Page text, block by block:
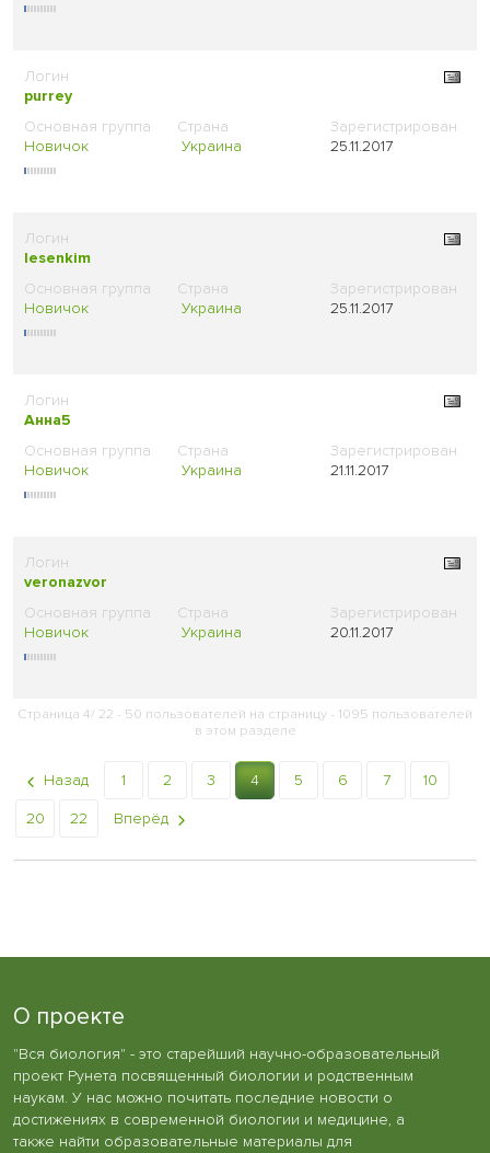
purrey
Новичок Украина 25.11.2017
lesenkim
Новичок Украина 25.11.2017
Анна5
Новичок Украина 21.11.2017
veronazvor
Новичок Украина 20.11.2017
Страница 4/ 22 - 50 пользователей на страницу - 1095 пользователей
в этом разделе
Назад 1 2 3 4 5 6 7 10
20 22 Вперёд
О проекте
"Вся биология" - это старейший научно-образовательный
проект Рунета посвященный биологии и родственным
наукам. У нас можно почитать последние новости о
достижениях в современной биологии и медицине, а
также найти образовательные материалы для